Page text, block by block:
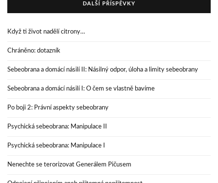
DALŠÍ PŘÍSPĚVKY
Když ti život nadělí citrony…
Chráněno: dotazník
Sebeobrana a domácí násilí II: Násilný odpor, úloha a limity sebeobrany
Sebeobrana a domácí násilí I: O čem se vlastně bavíme
Po boji 2: Právní aspekty sebeobrany
Psychická sebeobrana: Manipulace II
Psychická sebeobrana: Manipulace I
Nenechte se terorizovat Generálem Pičusem